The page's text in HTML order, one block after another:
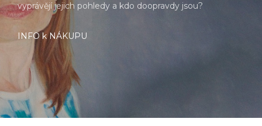
vyprávějí jejich pohledy a kdo doopravdy jsou?
INFO k NÁKUPU